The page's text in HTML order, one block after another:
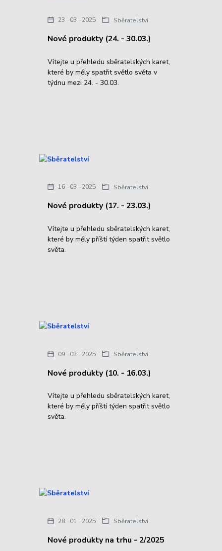
Nové produkty (24. - 30.03.)
23 03 2025 Sběratelství
Vítejte u přehledu sběratelských karet,
které by měly spatřit světlo světa v
týdnu mezi 24. - 30.03.
Nové produkty (17. - 23.03.)
16 03 2025 Sběratelství
Vítejte u přehledu sběratelských karet,
které by měly příští týden spatřit světlo
světa.
Nové produkty (10. - 16.03.)
09 03 2025 Sběratelství
Vítejte u přehledu sběratelských karet,
které by měly příští týden spatřit světlo
světa.
Nové produkty na trhu - 2/2025
28 01 2025 Sběratelství